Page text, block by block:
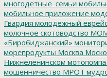
многодетные_семьи
мобильное приложение
Гвардия молодежный
молочное скотоводство
«Биробиджанский»
морепродукты Москва
Нижнеленинском мотопомпа
мошенничество МРОТ